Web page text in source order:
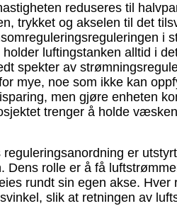
reduseres til
trykket og akselen til det
i
luftingstanken alltid i
spekter av
mye, noe som ikke kan
men gjøre enheten
trenger å holde
er
Dens rolle er å få
rundt sin egen akse.
slik at retningen av